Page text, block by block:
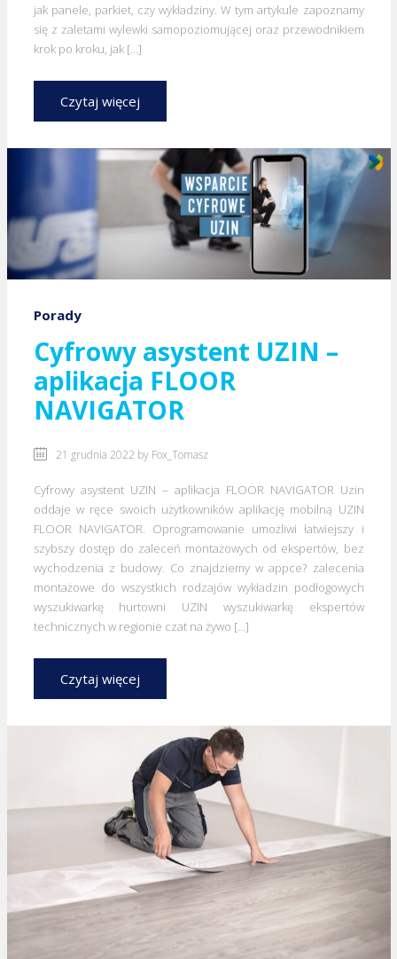
jak panele, parkiet, czy wykładziny. W tym artykule zapoznamy
się z zaletami wylewki samopoziomującej oraz przewodnikiem
krok po kroku, jak […]
Czytaj więcej
Porady
Cyfrowy asystent UZIN –
aplikacja FLOOR
NAVIGATOR
21 grudnia 2022 by Fox_Tomasz
Cyfrowy asystent UZIN – aplikacja FLOOR NAVIGATOR Uzin
oddaje w ręce swoich użytkowników aplikację mobilną UZIN
FLOOR NAVIGATOR. Oprogramowanie umożliwi łatwiejszy i
szybszy dostęp do zaleceń montażowych od ekspertów, bez
wychodzenia z budowy. Co znajdziemy w appce? zalecenia
montażowe do wszystkich rodzajów wykładzin podłogowych
wyszukiwarkę hurtowni UZIN wyszukiwarkę ekspertów
technicznych w regionie czat na żywo […]
Czytaj więcej